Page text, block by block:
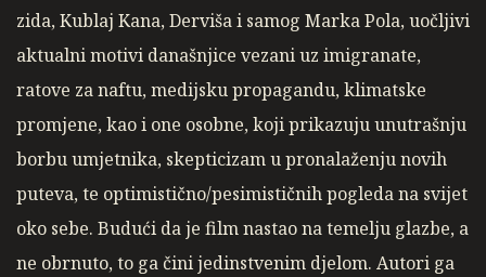
zida, Kublaj Kana, Derviša i samog Marka Pola, uočljivi
aktualni motivi današnjice vezani uz imigranate,
ratove za naftu, medijsku propagandu, klimatske
promjene, kao i one osobne, koji prikazuju unutrašnju
borbu umjetnika, skepticizam u pronalaženju novih
puteva, te optimistično/pesimističnih pogleda na svijet
oko sebe. Budući da je film nastao na temelju glazbe, a
ne obrnuto, to ga čini jedinstvenim djelom. Autori ga